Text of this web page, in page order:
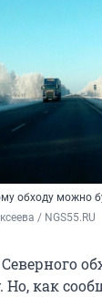
обходу можно
/ NGS55.RU
Но, как